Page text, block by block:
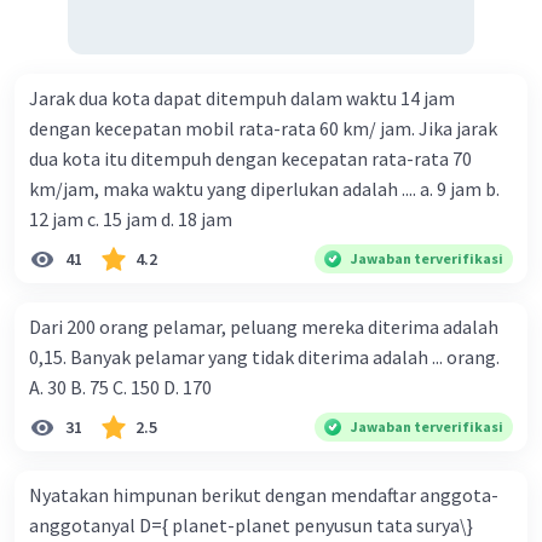
Jarak dua kota dapat ditempuh dalam waktu 14 jam
dengan kecepatan mobil rata-rata 60 km/ jam. Jika jarak
dua kota itu ditempuh dengan kecepatan rata-rata 70
km/jam, maka waktu yang diperlukan adalah .... a. 9 jam b.
12 jam c. 15 jam d. 18 jam
41 4.2 Jawaban terverifikasi
Dari 200 orang pelamar, peluang mereka diterima adalah
0,15. Banyak pelamar yang tidak diterima adalah ... orang.
A. 30 B. 75 C. 150 D. 170
31 2.5 Jawaban terverifikasi
Nyatakan himpunan berikut dengan mendaftar anggota-
anggotanyal D={ planet-planet penyusun tata surya\}